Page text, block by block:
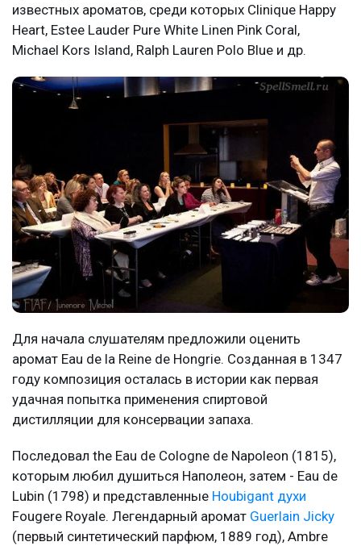
известных ароматов, среди которых Clinique Happy
Heart, Estee Lauder Pure White Linen Pink Coral,
Michael Kors Island, Ralph Lauren Polo Blue и др.
Для начала слушателям предложили оценить
аромат Eau de la Reine de Hongrie. Созданная в 1347
году композиция осталась в истории как первая
удачная попытка применения спиртовой
дистилляции для консервации запаха.
Последовал the Eau de Cologne de Napoleon (1815),
которым любил душиться Наполеон, затем - Eau de
Lubin (1798) и представленные Houbigant духи
Fougere Royale. Легендарный аромат Guerlain Jicky
(первый синтетический парфюм, 1889 год), Ambre